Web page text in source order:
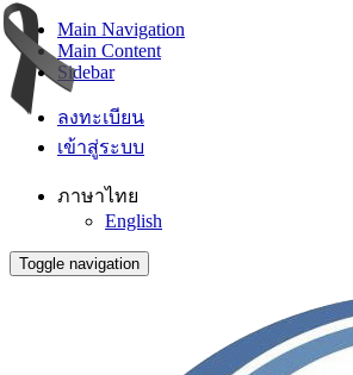
Main Navigation
Main Content
Sidebar
ลงทะเบียน
เข้าสู่ระบบ
ภาษาไทย
English
Toggle navigation